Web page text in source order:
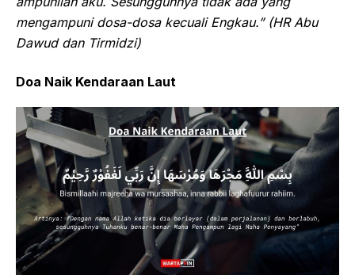
mengampuni dosa-dosa kecuali Engkau.” (HR Abu
Dawud dan Tirmidzi)
Doa Naik Kendaraan Laut